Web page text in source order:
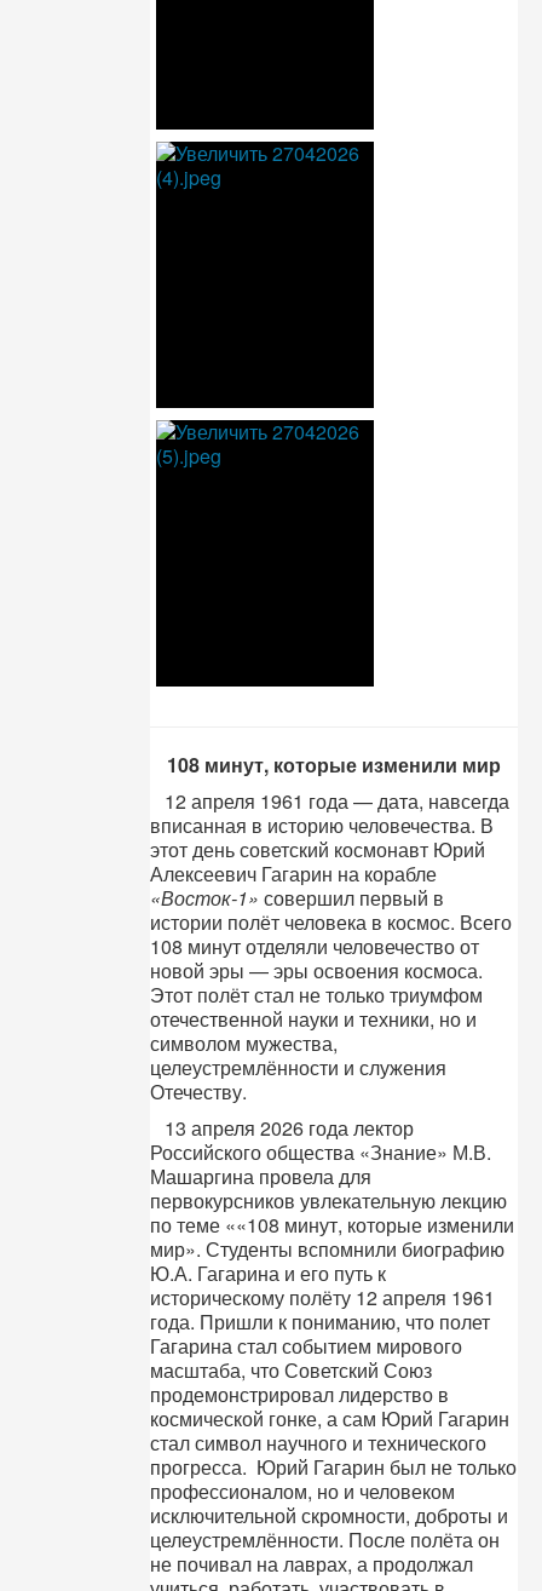
108 минут, которые изменили мир
12 апреля 1961 года — дата, навсегда
вписанная в историю человечества. В
этот день советский космонавт Юрий
Алексеевич Гагарин на корабле
«Восток-1» совершил первый в
истории полёт человека в космос. Всего
108 минут отделяли человечество от
новой эры — эры освоения космоса.
Этот полёт стал не только триумфом
отечественной науки и техники, но и
символом мужества,
целеустремлённости и служения
Отечеству.
13 апреля 2026 года лектор
Российского общества «Знание» М.В.
Машаргина провела для
первокурсников увлекательную лекцию
по теме ««108 минут, которые изменили
мир». Студенты вспомнили биографию
Ю.А. Гагарина и его путь к
историческому полёту 12 апреля 1961
года. Пришли к пониманию, что полет
Гагарина стал событием мирового
масштаба, что Советский Союз
продемонстрировал лидерство в
космической гонке, а сам Юрий Гагарин
стал символ научного и технического
прогресса. Юрий Гагарин был не только
профессионалом, но и человеком
исключительной скромности, доброты и
целеустремлённости. После полёта он
не почивал на лаврах, а продолжал